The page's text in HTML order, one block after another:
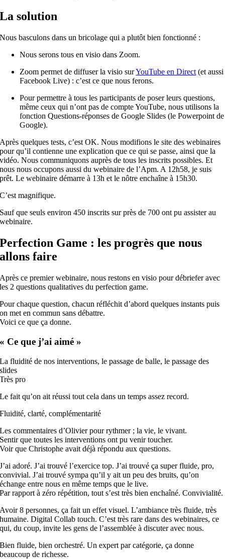
La solution
Nous basculons dans un bricolage qui a plutôt bien fonctionné :
Nous serons tous en visio dans Zoom.
Zoom permet de diffuser la visio surYouTube en Direct (et aussi
Facebook Live) : c’est ce que nous ferons.
Pour permettre à tous les participants de poser leurs questions,
même ceux qui n’ont pas de compte YouTube, nous utilisons la
fonction Questions-réponses de Google Slides (le Powerpoint de
Google).
Après quelques tests, c’est OK. Nous modifions le site des webinaires
pour qu’il contienne une explication que ce qui se passe, ainsi que la
vidéo. Nous communiquons auprès de tous les inscrits possibles.Et
nous nous occupons aussi du webinaire de l’Apm. A 12h58, je suis
prêt. Le webinaire démarre à 13het le nôtre enchaîne à 15h30.
C’est magnifique.
Sauf que seuls environ 450 inscrits sur près de 700 ont pu assister au
webinaire.
Perfection Game : les progrès que nous
allons faire
Après ce premier webinaire, nous restons en visio pour débriefer avec
les 2 questions qualitatives du perfection game.
Pour chaque question, chacun réfléchit d’abord quelques instants puis
on met en commun sans débattre.
Voici ce que ça donne.
« Ce que j’ai aimé »
La fluidité de nos interventions, le passage de balle, le passage des
slides
Très pro
Le fait qu’on ait réussi tout cela dans un temps assez record.
Fluidité, clarté, complémentarité
Les commentaires d’Olivier pour rythmer ; la vie, le vivant.
Sentir que toutes les interventions ont pu venir toucher.
Voir que Christophe avait déjà répondu aux questions.
J’ai adoré. J’ai trouvé l’exercice top. J’ai trouvé ça super fluide, pro,
convivial. J’ai trouvé sympa qu’il y ait un peu des bruits, qu’on
échange entre nous en même temps que le live.
Par rapport à zéro répétition, tout s’est très bien enchaîné. Convivialité.
Avoir 8 personnes, ça fait un effet visuel. L’ambiance très fluide, très
humaine. Digital Collab touch. C’est très rare dans des webinaires, ce
qui, du coup, invite les gens de l’assemblée à discuter avec nous.
Bien fluide, bien orchestré. Un expert par catégorie, ça donne
beaucoup de richesse.